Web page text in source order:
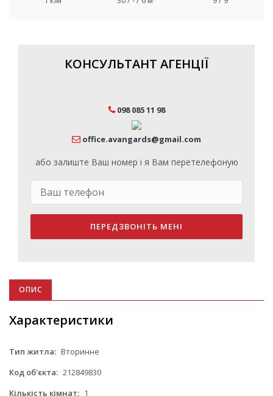
КОНСУЛЬТАНТ АГЕНЦІЇ
098 085 11 98
office.avangards@gmail.com
або залиште Ваш номер і я Вам перетелефоную
ПЕРЕДЗВОНІТЬ МЕНІ
ОПИС
Характеристики
Тип житла: Вторинне
Код об'єкта: 212849830
Кількість кімнат: 1